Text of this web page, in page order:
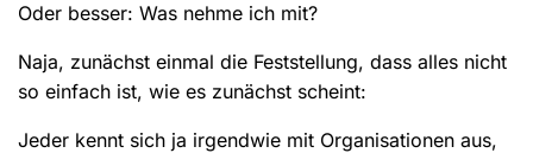
Oder besser: Was nehme ich mit?
Naja, zunächst einmal die Feststellung, dass alles nicht
so einfach ist, wie es zunächst scheint:
Jeder kennt sich ja irgendwie mit Organisationen aus,